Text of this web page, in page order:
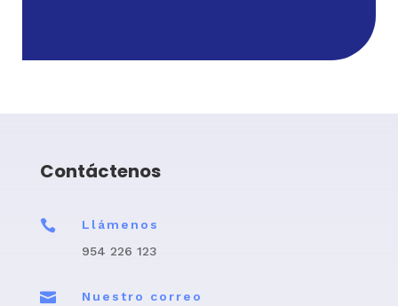
Contáctenos

Llámenos
954 226 123

Nuestro correo